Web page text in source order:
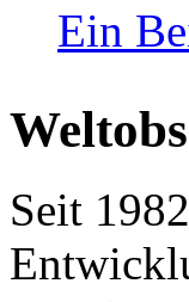
Ein
Seit